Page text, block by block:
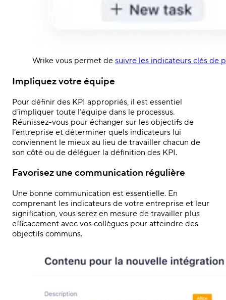
Wrike vous permet de suivre les indicateurs clés de
Impliquez votre équipe
Pour définir des KPI appropriés, il est essentiel
d’impliquer toute l’équipe dans le processus.
Réunissez-vous pour échanger sur les objectifs de
l’entreprise et déterminer quels indicateurs lui
conviennent le mieux au lieu de travailler chacun de
son côté ou de déléguer la définition des KPI.
Favorisez une communication régulière
Une bonne communication est essentielle. En
comprenant les indicateurs de votre entreprise et leur
signification, vous serez en mesure de travailler plus
efficacement avec vos collègues pour atteindre des
objectifs communs.